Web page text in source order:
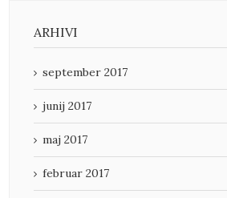
ARHIVI
september 2017
junij 2017
maj 2017
februar 2017